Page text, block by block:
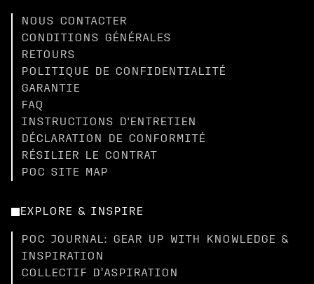
NOUS CONTACTER
CONDITIONS GÉNÉRALES
RETOURS
POLITIQUE DE CONFIDENTIALITÉ
GARANTIE
FAQ
INSTRUCTIONS D'ENTRETIEN
DÉCLARATION DE CONFORMITÉ
RÉSILIER LE CONTRAT
POC SITE MAP
EXPLORE & INSPIRE
POC JOURNAL: GEAR UP WITH KNOWLEDGE &
INSPIRATION
COLLECTIF D’ASPIRATION